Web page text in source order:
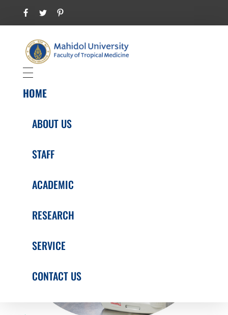
Department of Tropical Pediatrics
Faculty of Tropical Medicine
HOME
ABOUT US
STAFF
ACADEMIC
RESEARCH
SERVICE
CONTACT US